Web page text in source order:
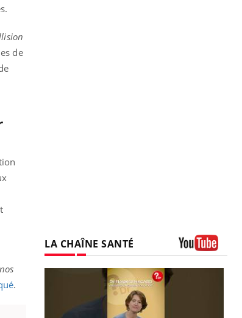
de
.
LA CHAÎNE SANTÉ